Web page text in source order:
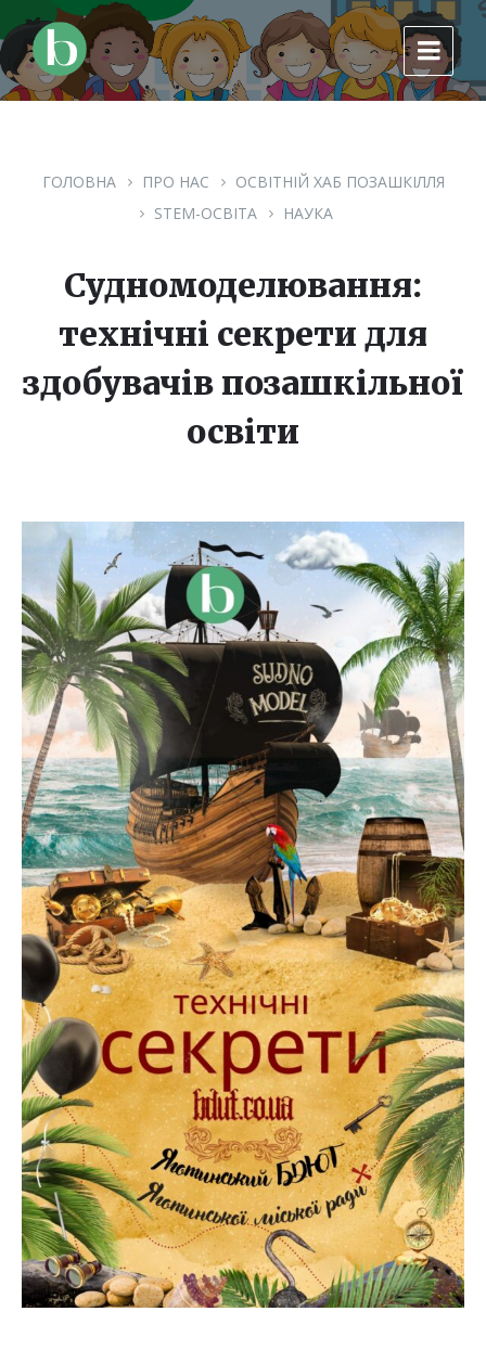
to
content
to
main
navigation
to
footer
ГОЛОВНА ПРО НАС
ОСВІТНІЙ ХАБ ПОЗАШКІЛЛЯ
STEM-ОСВІТА
НАУКА
Судномоделювання:
технічні секрети для
здобувачів позашкільної
освіти